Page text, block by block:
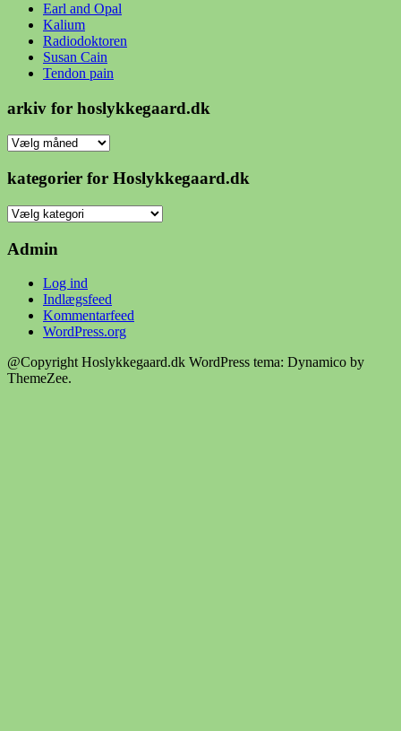
Earl and Opal
Kalium
Radiodoktoren
Susan Cain
Tendon pain
arkiv for hoslykkegaard.dk
arkiv
hoslykkegaard.dk
kategorier for Hoslykkegaard.dk
kategorier
Hoslykkegaard.dk
Admin
Log ind
Indlægsfeed
Kommentarfeed
WordPress.org
@Copyright Hoslykkegaard.dk WordPress tema: Dynamico by
ThemeZee.